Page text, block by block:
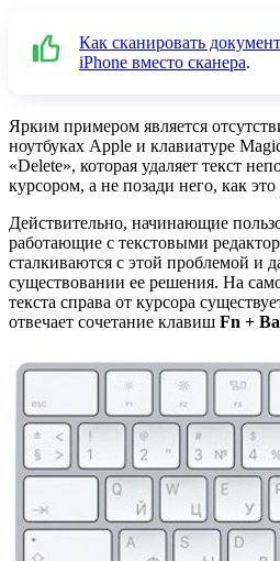
Как сканировать
iPhone вместо сканера.
Ярким примером является
ноутбуках Apple и клавиатуре
«Delete», которая удаляет текст
курсором, а не позади него, как это
Действительно, начинающие
работающие с текстовыми
сталкиваются с этой проблемой и
существовании ее решения. На
текста справа от курсора
отвечает сочетание клавиш Fn +